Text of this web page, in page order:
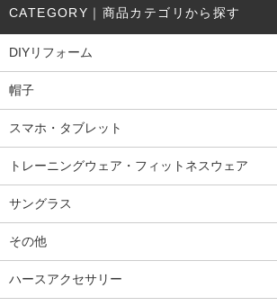
CATEGORY｜商品カテゴリから探す
DIYリフォーム
帽子
スマホ・タブレット
トレーニングウェア・フィットネスウェア
サングラス
その他
ハースアクセサリー